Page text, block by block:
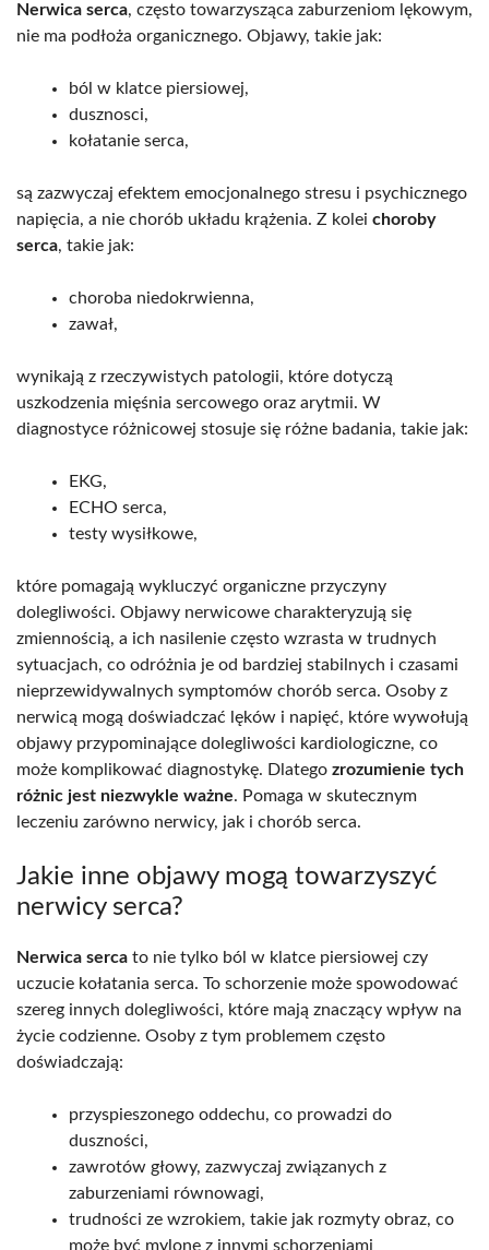
Nerwica serca, często towarzysząca zaburzeniom lękowym,
nie ma podłoża organicznego. Objawy, takie jak:
ból w klatce piersiowej,
dusznosci,
kołatanie serca,
są zazwyczaj efektem emocjonalnego stresu i psychicznego
napięcia, a nie chorób układu krążenia. Z kolei choroby
serca, takie jak:
choroba niedokrwienna,
zawał,
wynikają z rzeczywistych patologii, które dotyczą
uszkodzenia mięśnia sercowego oraz arytmii. W
diagnostyce różnicowej stosuje się różne badania, takie jak:
EKG,
ECHO serca,
testy wysiłkowe,
które pomagają wykluczyć organiczne przyczyny
dolegliwości. Objawy nerwicowe charakteryzują się
zmiennością, a ich nasilenie często wzrasta w trudnych
sytuacjach, co odróżnia je od bardziej stabilnych i czasami
nieprzewidywalnych symptomów chorób serca. Osoby z
nerwicą mogą doświadczać lęków i napięć, które wywołują
objawy przypominające dolegliwości kardiologiczne, co
może komplikować diagnostykę. Dlatego zrozumienie tych
różnic jest niezwykle ważne. Pomaga w skutecznym
leczeniu zarówno nerwicy, jak i chorób serca.
Jakie inne objawy mogą towarzyszyć
nerwicy serca?
Nerwica serca to nie tylko ból w klatce piersiowej czy
uczucie kołatania serca. To schorzenie może spowodować
szereg innych dolegliwości, które mają znaczący wpływ na
życie codzienne. Osoby z tym problemem często
doświadczają:
przyspieszonego oddechu, co prowadzi do
duszności,
zawrotów głowy, zazwyczaj związanych z
zaburzeniami równowagi,
trudności ze wzrokiem, takie jak rozmyty obraz, co
może być mylone z innymi schorzeniami